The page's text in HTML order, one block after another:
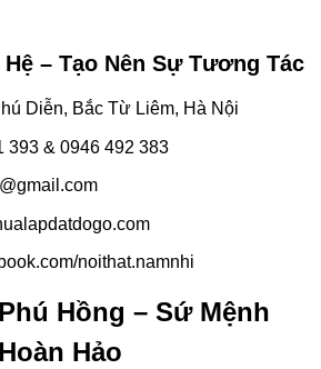
– Tạo Nên Sự Tương Tác
Diễn, Bắc Từ Liêm, Hà Nội
393 & 0946 492 383
noithat.namnhi
Hồng – Sứ Mệnh
Hảo